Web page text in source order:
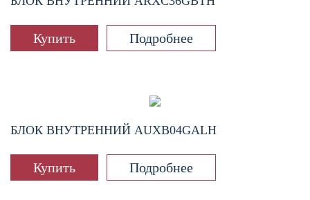
Купить Подробнее
БЛОК ВНУТРЕННИЙ AUXB04GALH
Купить Подробнее